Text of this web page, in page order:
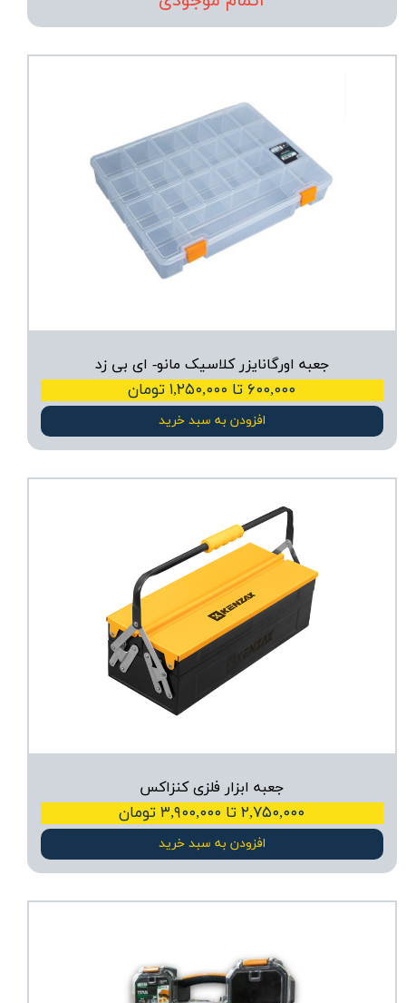
جعبه اورگانایزر کلاسیک مانو- ای بی زد
۶۰۰,۰۰۰ تا ۱,۲۵۰,۰۰۰ تومان
افزودن به سبد خرید
جعبه ابزار فلزی کنزاکس
۲,۷۵۰,۰۰۰ تا ۳,۹۰۰,۰۰۰ تومان
افزودن به سبد خرید